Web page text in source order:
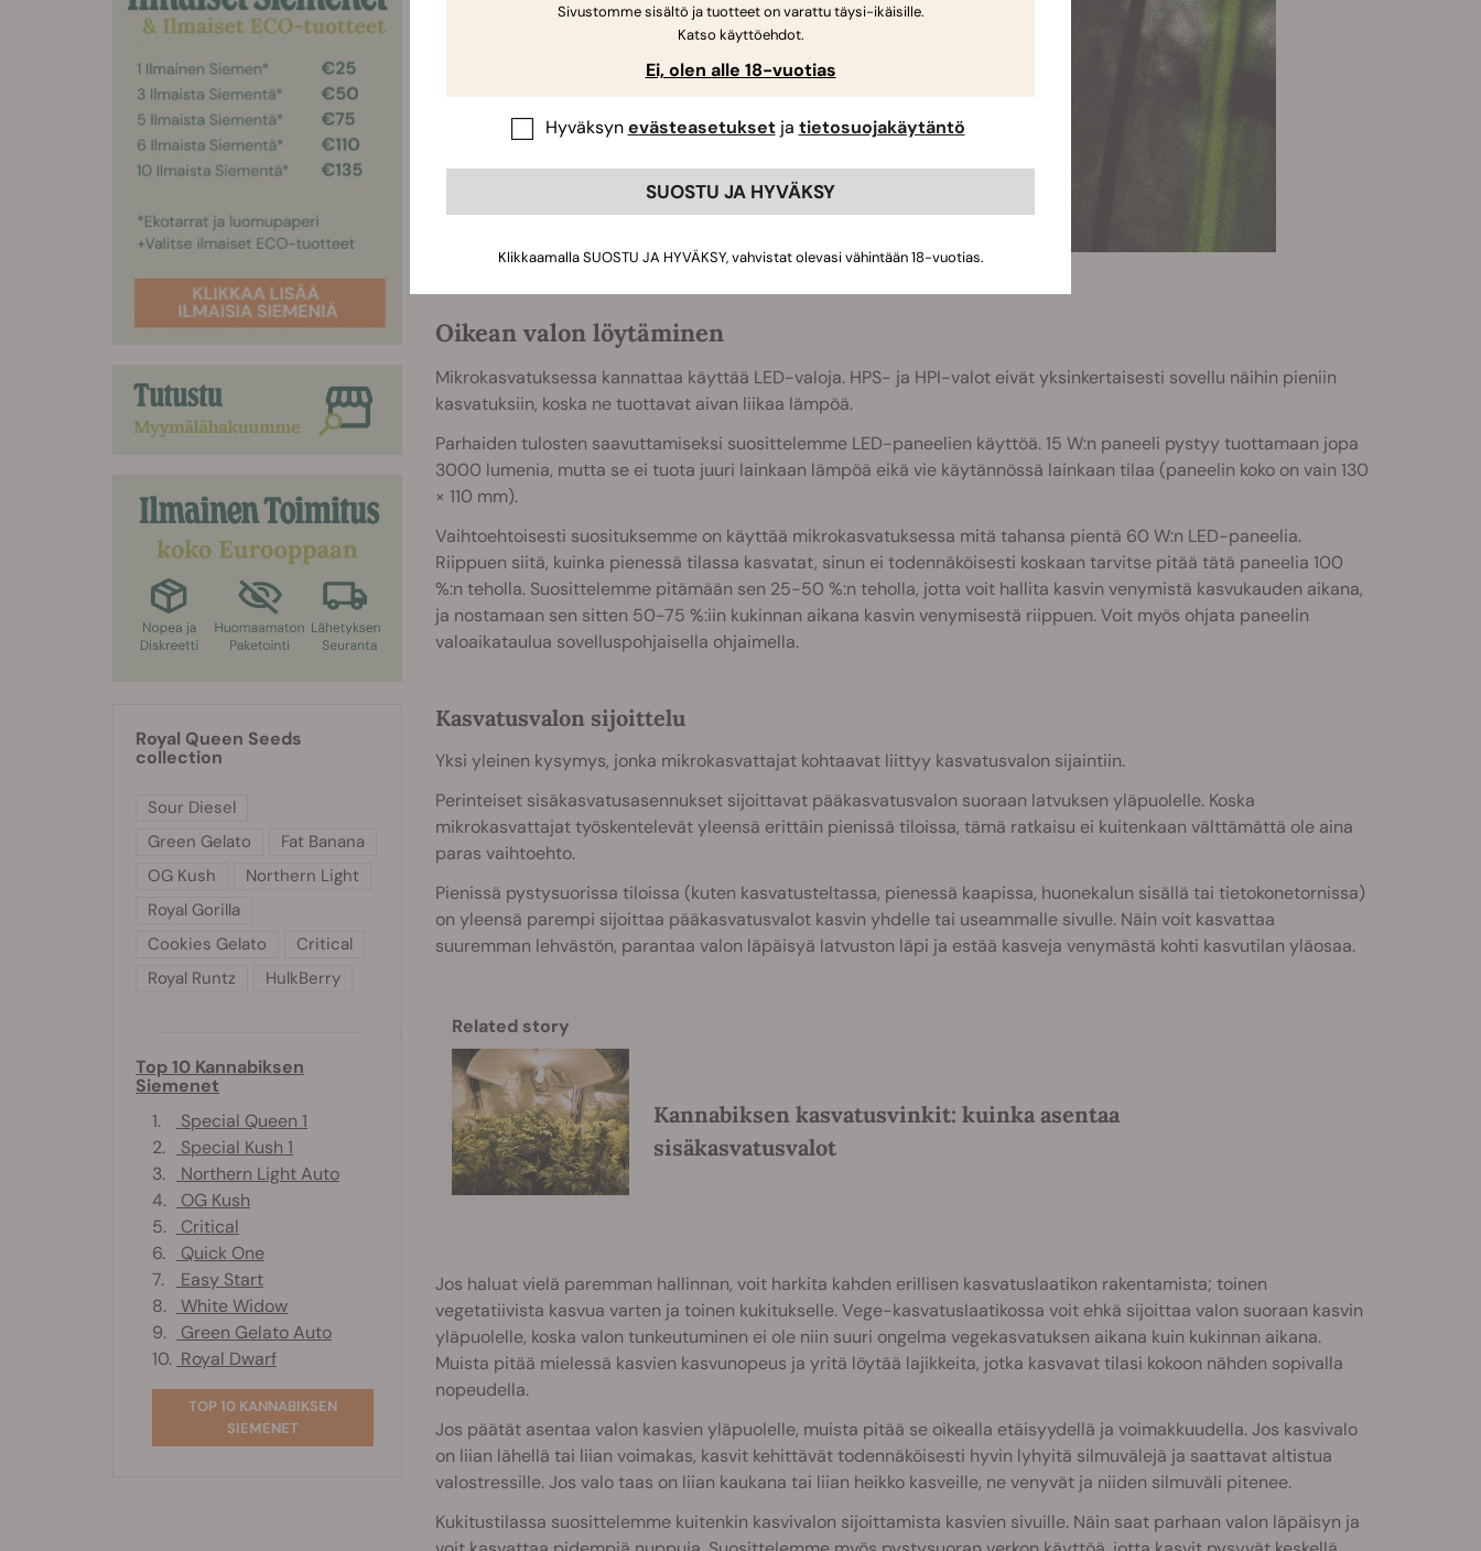
Oikean valon löytäminen
Mikrokasvatuksessa kannattaa käyttää LED-valoja. HPS- ja HPI-valot eivät yksinkertaisesti sovellu näihin pieniin
kasvatuksiin, koska ne tuottavat aivan liikaa lämpöä.
Parhaiden tulosten saavuttamiseksi suosittelemme LED-paneelien käyttöä. 15 W:n paneeli pystyy tuottamaan jopa
3000 lumenia, mutta se ei tuota juuri lainkaan lämpöä eikä vie käytännössä lainkaan tilaa (paneelin koko on vain 130
× 110 mm).
Vaihtoehtoisesti suosituksemme on käyttää mikrokasvatuksessa mitä tahansa pientä 60 W:n LED-paneelia.
Riippuen siitä, kuinka pienessä tilassa kasvatat, sinun ei todennäköisesti koskaan tarvitse pitää tätä paneelia 100
%:n teholla. Suosittelemme pitämään sen 25-50 %:n teholla, jotta voit hallita kasvin venymistä kasvukauden aikana,
ja nostamaan sen sitten 50-75 %:iin kukinnan aikana kasvin venymisestä riippuen. Voit myös ohjata paneelin
valoaikataulua sovelluspohjaisella ohjaimella.
Kasvatusvalon sijoittelu
Yksi yleinen kysymys, jonka mikrokasvattajat kohtaavat liittyy kasvatusvalon sijaintiin.
Perinteiset sisäkasvatusasennukset sijoittavat pääkasvatusvalon suoraan latvuksen yläpuolelle. Koska
mikrokasvattajat työskentelevät yleensä erittäin pienissä tiloissa, tämä ratkaisu ei kuitenkaan välttämättä ole aina
paras vaihtoehto.
Pienissä pystysuorissa tiloissa (kuten kasvatusteltassa, pienessä kaapissa, huonekalun sisällä tai tietokonetornissa)
on yleensä parempi sijoittaa pääkasvatusvalot kasvin yhdelle tai useammalle sivulle. Näin voit kasvattaa
suuremman lehvästön, parantaa valon läpäisyä latvuston läpi ja estää kasveja venymästä kohti kasvutilan yläosaa.
Related story
Kannabiksen kasvatusvinkit: kuinka asentaa
sisäkasvatusvalot
Jos haluat vielä paremman hallinnan, voit harkita kahden erillisen kasvatuslaatikon rakentamista; toinen
vegetatiivista kasvua varten ja toinen kukitukselle. Vege-kasvatuslaatikossa voit ehkä sijoittaa valon suoraan kasvin
yläpuolelle, koska valon tunkeutuminen ei ole niin suuri ongelma vegekasvatuksen aikana kuin kukinnan aikana.
Muista pitää mielessä kasvien kasvunopeus ja yritä löytää lajikkeita, jotka kasvavat tilasi kokoon nähden sopivalla
nopeudella.
Jos päätät asentaa valon kasvien yläpuolelle, muista pitää se oikealla etäisyydellä ja voimakkuudella. Jos kasvivalo
on liian lähellä tai liian voimakas, kasvit kehittävät todennäköisesti hyvin lyhyitä silmuvälejä ja saattavat altistua
valostressille. Jos valo taas on liian kaukana tai liian heikko kasveille, ne venyvät ja niiden silmuväli pitenee.
Kukitustilassa suosittelemme kuitenkin kasvivalon sijoittamista kasvien sivuille. Näin saat parhaan valon läpäisyn ja
Royal Queen Seeds
collection
Sour Diesel
Green Gelato
Fat Banana
OG Kush
Northern Light
Royal Gorilla
Cookies Gelato
Critical
Royal Runtz
HulkBerry
Top 10 Kannabiksen
Siemenet
1.
Special Queen 1
2.
Special Kush 1
3.
Northern Light Auto
4.
OG Kush
5.
Critical
6.
Quick One
7.
Easy Start
8.
White Widow
9.
Green Gelato Auto
10. Royal Dwarf
TOP 10 KANNABIKSEN
SIEMENET
Sivustomme sisältö ja tuotteet on varattu täysi-ikäisille.
Katso käyttöehdot.
Ei, olen alle 18-vuotias
Hyväksynevästeasetuksetja tietosuojakäytäntö
SUOSTU JA HYVÄKSY
Klikkaamalla SUOSTU JA HYVÄKSY, vahvistat olevasi vähintään 18-vuotias.